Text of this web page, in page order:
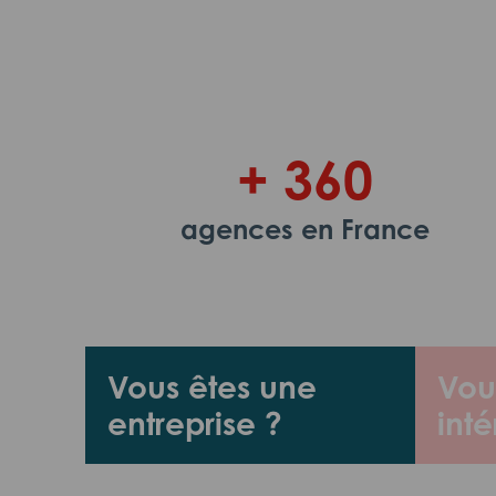
Vous êtes une
entreprise ?
+ 360
agences en France